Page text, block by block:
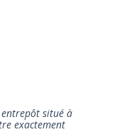
situé à
exactement